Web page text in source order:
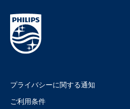
プライバシーに関する通知
ご利用条件